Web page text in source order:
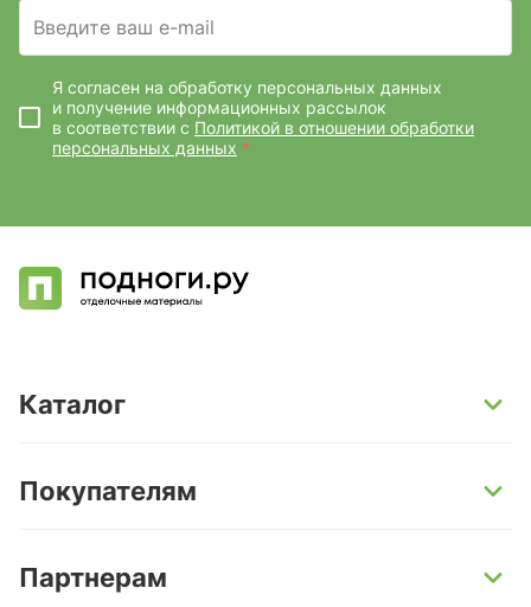
Введите ваш e-mail
Я согласен на обработку персональных данных
и получение информационных рассылок
в соответствии с Политикой в отношении обработки
персональных данных *
Каталог
Кварц-винил и LVT-плитка
Ламинат
Покупателям
Условия доставки
Партнерам